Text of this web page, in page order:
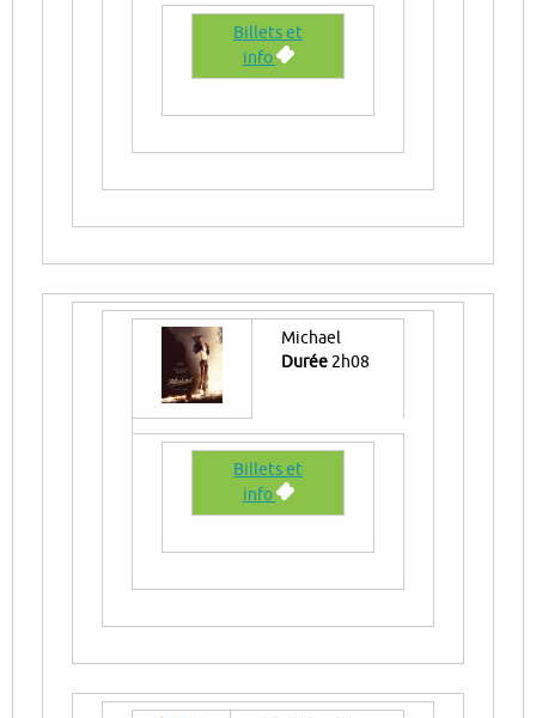
Billets et
info
Michael
Durée 2h08
Billets et
info